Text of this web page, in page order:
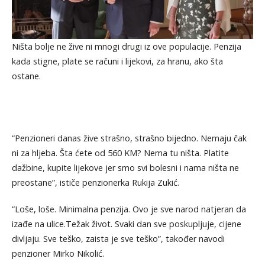
Ništa bolje ne žive ni mnogi drugi iz ove populacije. Penzija
kada stigne, plate se računi i lijekovi, za hranu, ako šta
ostane.
“Penzioneri danas žive strašno, strašno bijedno. Nemaju čak
ni za hljeba. Šta ćete od 560 KM? Nema tu ništa. Platite
dažbine, kupite lijekove jer smo svi bolesni i nama ništa ne
preostane”, ističe penzionerka Rukija Zukić.
“Loše, loše. Minimalna penzija. Ovo je sve narod natjeran da
izađe na ulice.Težak život. Svaki dan sve poskupljuje, cijene
divljaju. Sve teško, zaista je sve teško”, također navodi
penzioner Mirko Nikolić.